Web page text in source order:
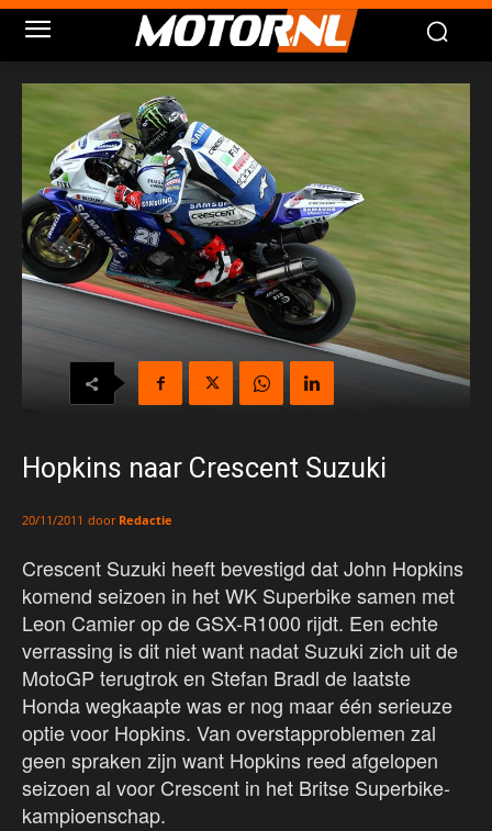
Hopkins naar Crescent Suzuki
20/11/2011 door Redactie
Crescent Suzuki heeft bevestigd dat John Hopkins
komend seizoen in het WK Superbike samen met
Leon Camier op de GSX-R1000 rijdt. Een echte
verrassing is dit niet want nadat Suzuki zich uit de
MotoGP terugtrok en Stefan Bradl de laatste
Honda wegkaapte was er nog maar één serieuze
optie voor Hopkins. Van overstapproblemen zal
geen spraken zijn want Hopkins reed afgelopen
seizoen al voor Crescent in het Britse Superbike-
kampioenschap.